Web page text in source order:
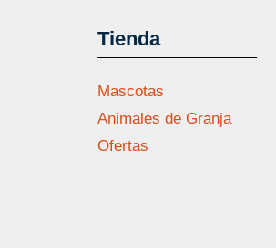
Tienda
Mascotas
Animales de Granja
Ofertas